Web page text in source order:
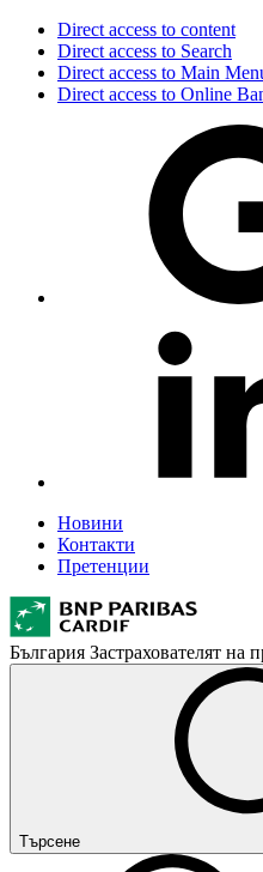
Direct access to content
Direct access to Search
Direct access to Main
Direct access to Online
Новини
Контакти
Претенции
България Застрахователят на
Търсене